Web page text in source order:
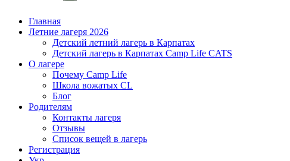
Главная
Летние лагеря 2026
Детский летний лагерь в Карпатах
Детский лагерь в Карпатах Сamp Life CATS
О лагере
Почему Camp Life
Школа вожатых CL
Блог
Родителям
Контакты лагеря
Отзывы
Список вещей в лагерь
Регистрация